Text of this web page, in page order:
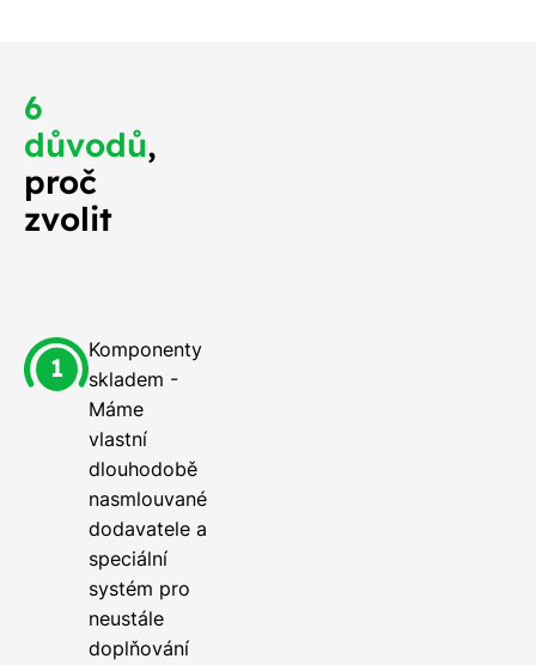
6
důvodů,
proč
zvolit
Komponenty
skladem -
Máme
vlastní
dlouhodobě
nasmlouvané
dodavatele a
speciální
systém pro
neustále
doplňování